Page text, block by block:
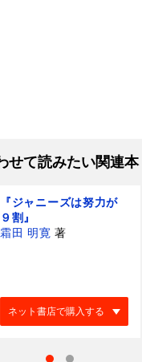
せて読みたい関連本
『ジャニーズは努力が
９割』
霜田 明寛 著
ネット書店で購入する